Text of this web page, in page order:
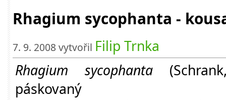
Rhagium sycophanta -
7. 9. 2008 vytvořil Filip Trnka
Rhagium sycophanta
páskovaný